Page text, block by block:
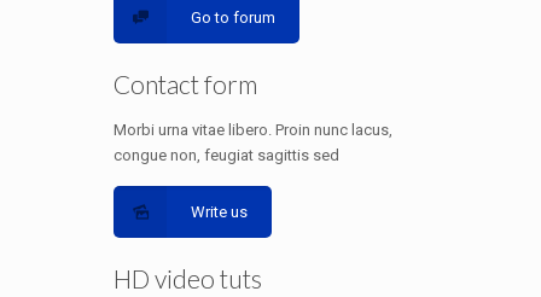
Go to forum
Contact form
Morbi urna vitae libero. Proin nunc lacus,
congue non, feugiat sagittis sed
Write us
HD video tuts